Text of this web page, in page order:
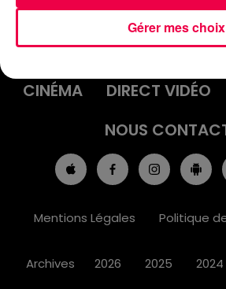
ACCUEIL INFOS
AGENDA
JEUX
CINÉMA
DIRECT VIDÉO
NOUS
Mentions Légales Politique
Archives 2026 2025 2024
Gérer mes choix